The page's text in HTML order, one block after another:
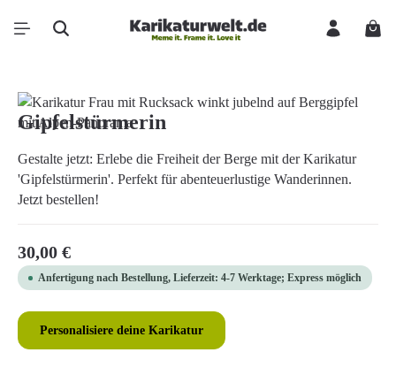
Zum Hauptinhalt springen
Bildergalerie überspringen
Gipfelstürmerin
Gestalte jetzt: Erlebe die Freiheit der Berge mit der Karikatur
'Gipfelstürmerin'. Perfekt für abenteuerlustige Wanderinnen.
Jetzt bestellen!
Regulärer Preis:
30,00 €
Anfertigung nach Bestellung, Lieferzeit: 4-7 Werktage; Express möglich
Personalisiere deine Karikatur